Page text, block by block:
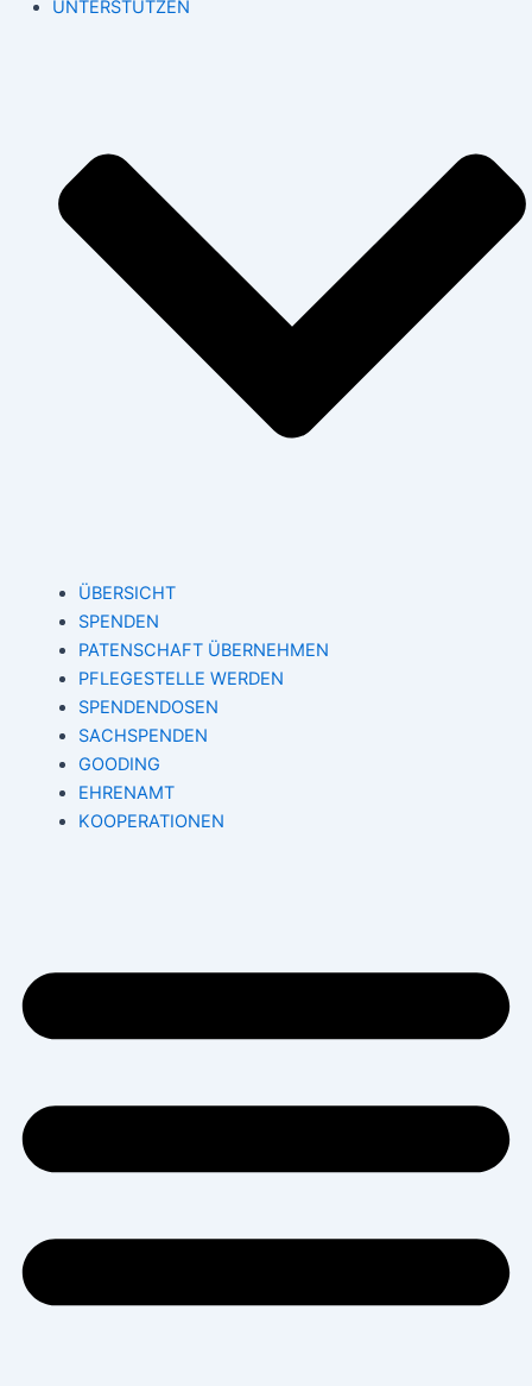
UNTERSTÜTZEN
ÜBERSICHT
SPENDEN
PATENSCHAFT ÜBERNEHMEN
PFLEGESTELLE WERDEN
SPENDENDOSEN
SACHSPENDEN
GOODING
EHRENAMT
KOOPERATIONEN